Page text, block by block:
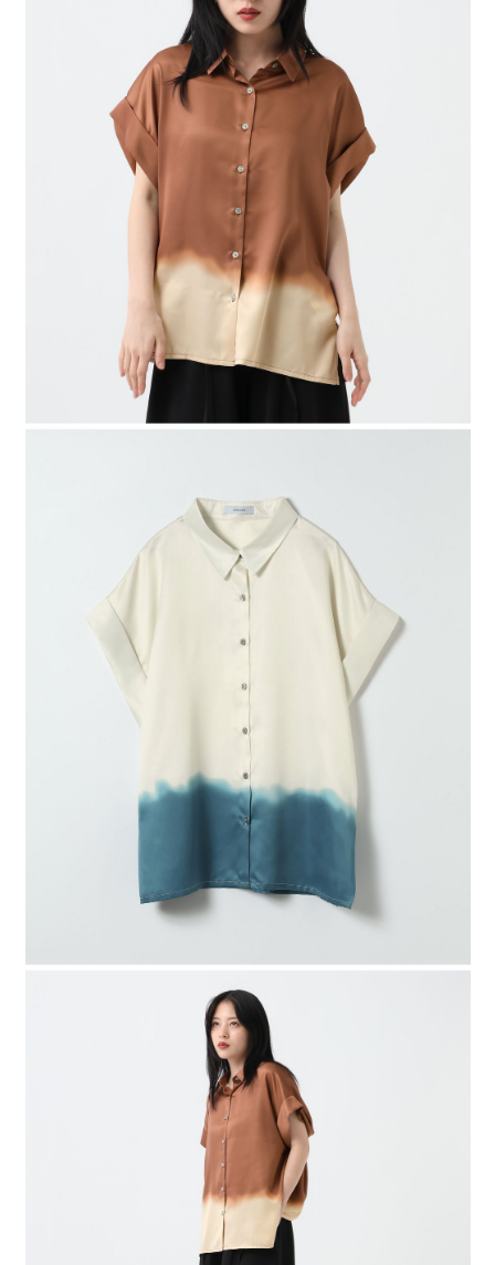
1.本服務係由「台灣大哥大股份有限公司」（以下簡稱本公司）所提供，讓
用戶於交易時，得透過本服務購買商品或服務，並由商店將買賣／分期付款
買賣價金債權讓與本公司後，依約使用本公司帳單繳交帳款。
2.基於同意付款使用「大哥付你分期」之契約關係目的，商店將以您的個人
資料（包含姓名、電話或地址）提供予台灣大哥大進項蒐集、處理及利用，
由本公司與您本人進行分期帳單所需資料之確認、核對及更正。
3.完整用戶服務條款，請詳閱以下連結：
https://oppay.tw/userRule
３．收到繳費通知簡訊後14天內，點擊此簡訊中的連結，可透過四大超商／
ATM／網路銀行／等多元方式進行付款，方視為交易完成。
※ 請注意：結帳手續完成當下不需立刻繳費，但若您需要取消訂單，請聯絡
購買商品的店家。未經商家同意取消之訂單仍視為有效，需透過AFTEE先享
後付繳納相關費用。
※ 交易是否成功請以「AFTEE先享後付 」之結帳頁面顯示為準，若有關於
是否繳費成功／繳費後需取消欲退款等相關疑問，請聯繫「AFTEE先享後付
https://netprotections.freshdesk.com/support/home
１．透過由恩沛科技股份有限公司提供之「AFTEE先享後付」服務完成之交
易，需依本服務之必要範圍內提供個人資料，並將交易相關給付款項請求債
權轉讓予恩沛科技股份有限公司。
２．關於個人資料處理事宜，請瀏覽以下網址：
https://aftee.tw/terms/#terms3
３．未成年的使用者請事先徵得法定代理人或監護人之同意方可使用
「AFTEE先享後付」，若未經同意申辦者引起之損失，本公司不負相關責
４．使用「AFTEE先享後付」時，將依據個別帳號之用戶狀況，依本公司即
時審查核予不同之上限額度；若仍有額度不足之情形，本公司將視審查結果
請求用戶進行身份認證。
５．嚴禁一人註冊多個帳號或使用他人資訊註冊。若發現惡意使用之情形，
恩沛科技股份有限公司將有權停止該用戶之使用額度並採取法律行動。
每筆NT$80，滿NT$1,500(含以上)免運費
每筆NT$80，滿NT$1,500(含以上)免運費
每筆NT$80，滿NT$1,500(含以上)免運費